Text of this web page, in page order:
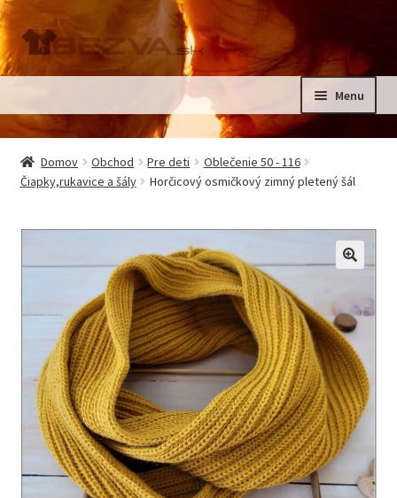
Preskočiť
na
navigáciu
Preskočiť
na
obsah
Menu
Domov
menu
Pre deti
Oblečenie na krst, slávnostné oblečenie
Domov Obchod Pre deti
Oblečenie 50 - 116
Čiapky,rukavice a šály
Horčicový osmičkový zimný pletený šál